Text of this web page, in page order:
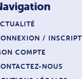
/
COMPTE
NOUS